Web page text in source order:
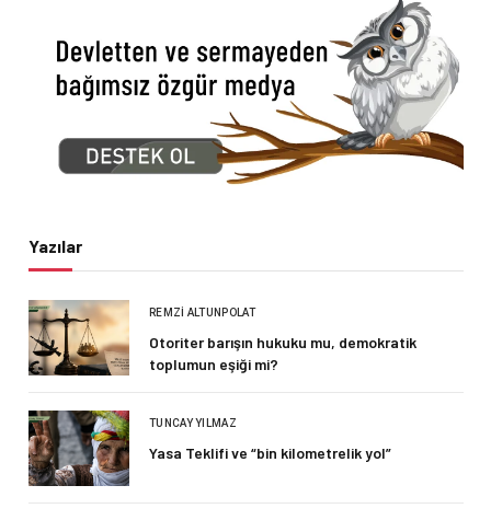
Yazılar
REMZI ALTUNPOLAT
Otoriter barışın hukuku mu, demokratik
toplumun eşiği mi?
TUNCAY YILMAZ
Yasa Teklifi ve “bin kilometrelik yol”